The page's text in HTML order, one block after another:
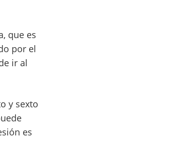
que es
por el
ir al
y sexto
es